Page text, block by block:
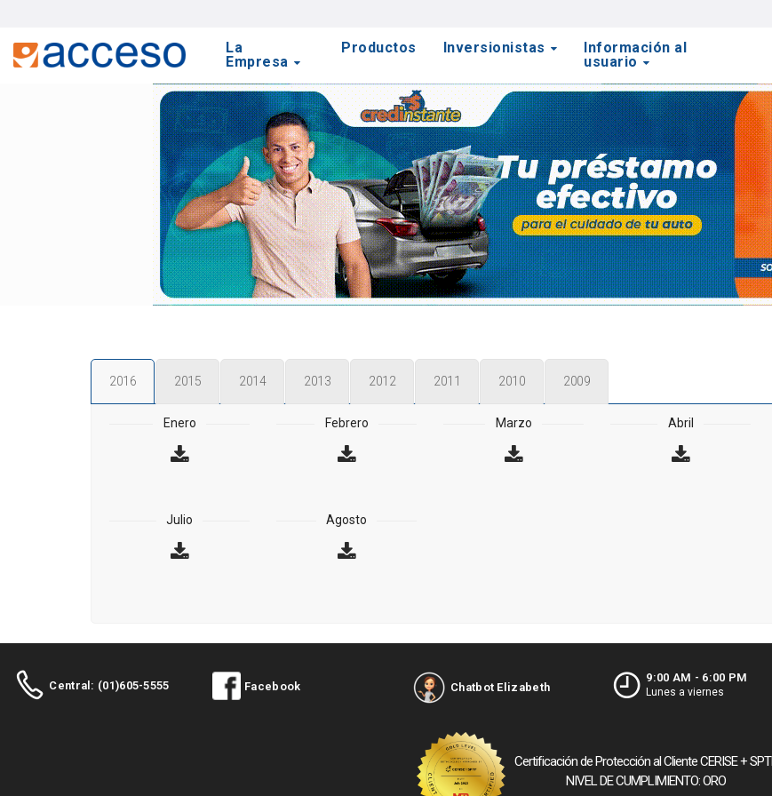
La
Empresa
Productos Inversionistas
Información al
usuario
2016 2015 2014 2013 2012 2011 2010 2009
Enero Febrero Marzo Abril
Julio Agosto
Central: (01)605-5555 Facebook Chatbot Elizabeth
9:00 AM - 6:00 PM
Lunes a viernes
Certificación de Protección al Cliente CERISE +
NIVEL DE CUMPLIMIENTO: ORO